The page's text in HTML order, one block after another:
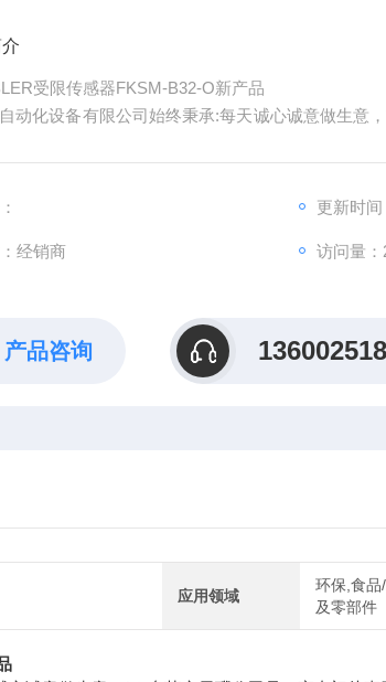
受限传感器FKSM-B32-O新产品
动化设备有限公司始终秉承:每天诚心诚意做生意
更新时
经销商 访问量：
产品咨询
应用领域
环保,食品
及零部件